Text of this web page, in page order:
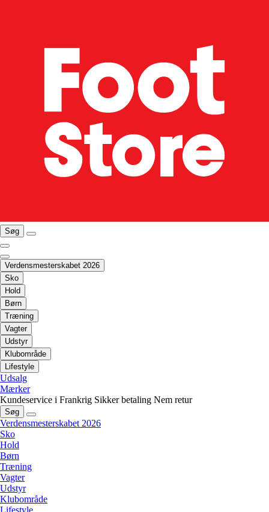
Søg
Verdensmesterskabet 2026
Sko
Hold
Børn
Træning
Vagter
Udstyr
Klubområde
Lifestyle
Udsalg
Mærker
Kundeservice i Frankrig Sikker betaling Nem retur
Søg
Verdensmesterskabet 2026
Sko
Hold
Børn
Træning
Vagter
Udstyr
Klubområde